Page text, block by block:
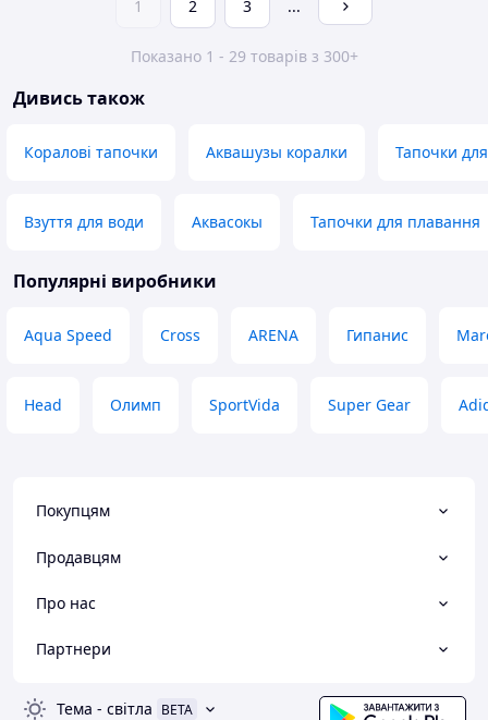
1 2 3 ...
Показано 1 - 29 товарів з 300+
Дивись також
Коралові тапочки Аквашузы коралки Тапочки
Взуття для води Аквасокы Тапочки для плавання
Популярні виробники
Aqua Speed Cross ARENA Гипанис
Head Олимп SportVida Super Gear
Покупцям
Продавцям
Про нас
Партнери
Тема - світла BETA